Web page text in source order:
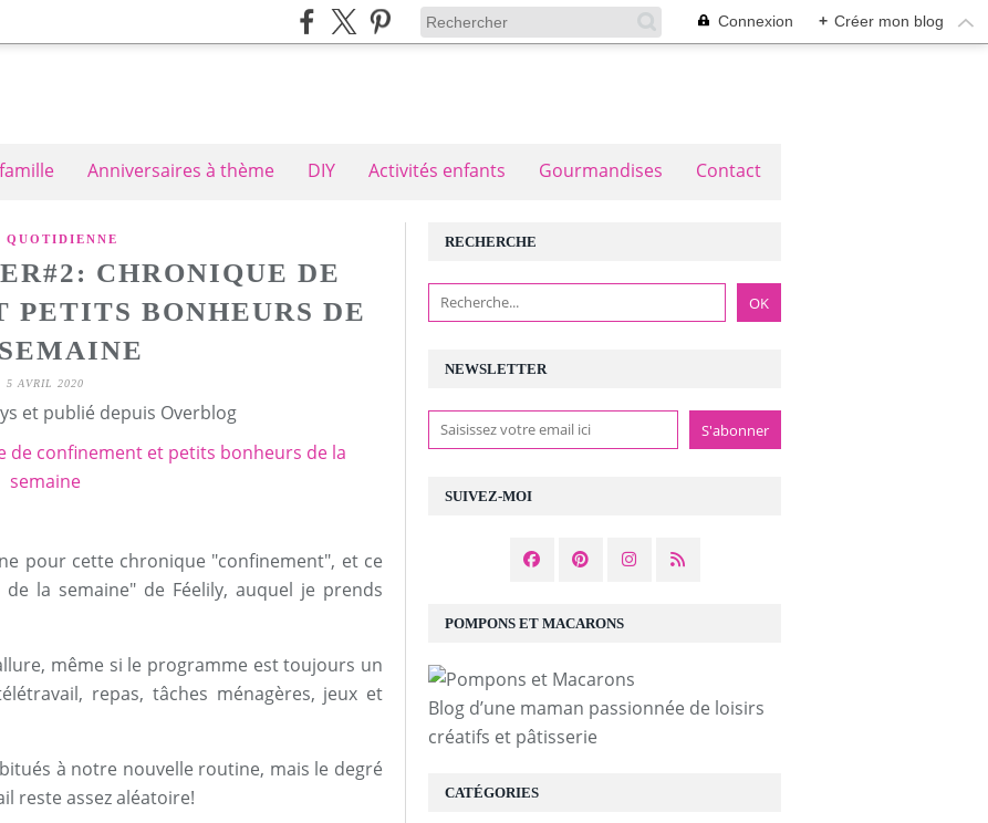
Connexion + Créer mon blog
Anniversaires à thème DIY Activités enfants Gourmandises Contact
QUOTIDIENNE
CHRONIQUE DE
PETITS BONHEURS DE
5 AVRIL 2020
et publié depuis Overblog
pour cette chronique "confinement", et ce
la semaine" de Féelily, auquel je prends
même si le programme est toujours un
repas, tâches ménagères, jeux et
à notre nouvelle routine, mais le degré
reste assez aléatoire!
NEWSLETTER
SUIVEZ-MOI
RECHERCHE
POMPONS ET MACARONS
Blog d’une maman passionnée de loisirs
créatifs et pâtisserie
CATÉGORIES